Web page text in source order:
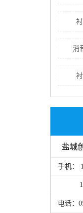
消
盐城
手机：
130-
电话：